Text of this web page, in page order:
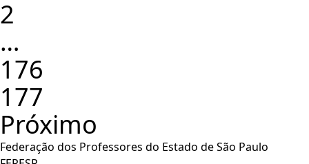
2
…
176
177
Próximo
Federação dos Professores do Estado de São Paulo